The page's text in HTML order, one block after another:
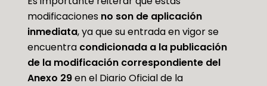
modificaciones no son de aplicación
inmediata, ya que su entrada en vigor se
encuentra condicionada a la publicación
de la modificación correspondiente del
Anexo 29en el Diario Oficial de la